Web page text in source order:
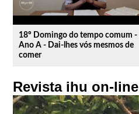
18º Domingo do tempo comum -
Ano A - Dai-lhes vós mesmos de
comer
Revista ihu on-line